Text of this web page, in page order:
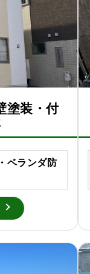
装・付
ベランダ防